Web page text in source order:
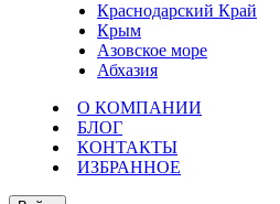
Краснодарский Край
Крым
Азовское море
Абхазия
О КОМПАНИИ
БЛОГ
КОНТАКТЫ
ИЗБРАННОЕ